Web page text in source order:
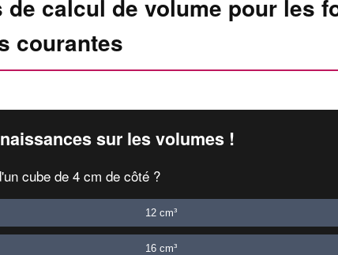
de calcul de volume pour les
courantes
sur les volumes !
cube de 4 cm de côté ?
12 cm³
16 cm³